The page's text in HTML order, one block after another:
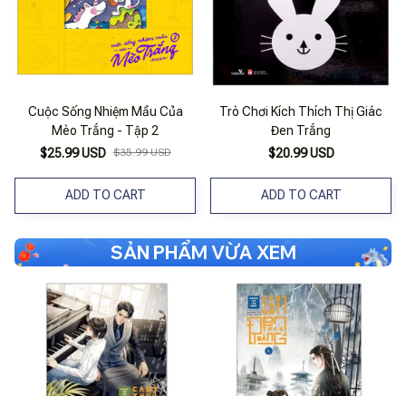
Cuộc Sống Nhiệm Mầu Của
Mèo Trắng - Tập 2
$25.99 USD $35.99 USD
ADD TO CART
Trò Chơi Kích Thích Thị Giác
Đen Trắng
$20.99 USD
ADD TO CART
SẢN PHẨM VỪA XEM